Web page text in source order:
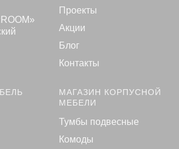
Проекты
Акции
Блог
Контакты
МАГАЗИН КОРПУСНОЙ
МЕБЕЛИ
Тумбы подвесные
Комоды